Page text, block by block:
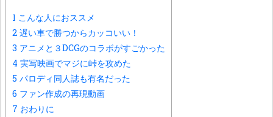
1 こんな人におススメ
2 遅い車で勝つからカッコいい！
3 アニメと３DCGのコラボがすごかった
4 実写映画でマジに峠を攻めた
5 パロディ同人誌も有名だった
6 ファン作成の再現動画
7 おわりに